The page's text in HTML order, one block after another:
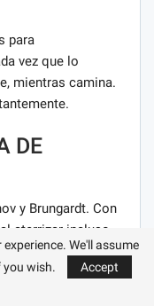
para
vez que lo
mientras camina.
DE
y Brungardt. Con
aterrizar incluso
y transfiera su peso
We'll assume
wish.
Accept